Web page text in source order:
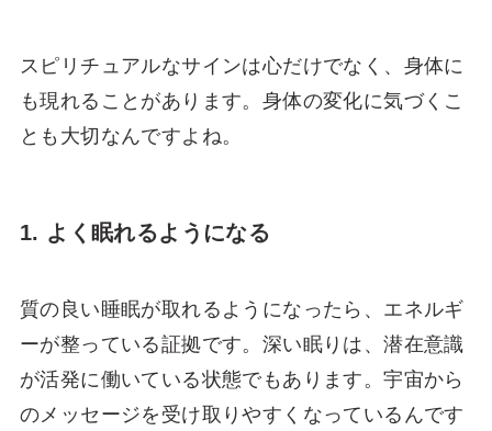
スピリチュアルなサインは心だけでなく、身体に
も現れることがあります。身体の変化に気づくこ
とも大切なんですよね。
1. よく眠れるようになる
質の良い睡眠が取れるようになったら、エネルギ
ーが整っている証拠です。深い眠りは、潜在意識
が活発に働いている状態でもあります。宇宙から
のメッセージを受け取りやすくなっているんです